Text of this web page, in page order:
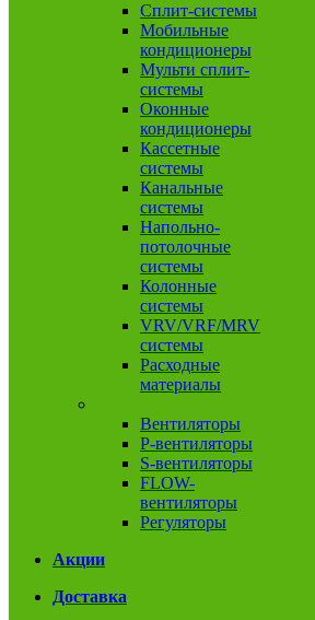
Сплит-системы
Мобильные
кондиционеры
Мульти сплит-
системы
Оконные
кондиционеры
Кассетные
системы
Канальные
системы
Напольно-
потолочные
системы
Колонные
системы
VRV/VRF/MRV
системы
Расходные
материалы
Вентиляторы
P-вентиляторы
S-вентиляторы
FLOW-
вентиляторы
Регуляторы
Акции
Доставка